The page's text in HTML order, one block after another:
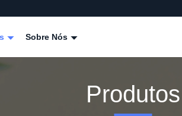
Sobre Nós
Produtos